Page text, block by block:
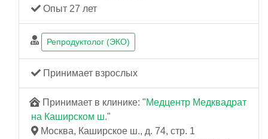
Опыт 27 лет
Репродуктолог (ЭКО)
Принимает взрослых
Принимает в клинике: "Медцентр Медквадрат
на Каширском ш."
Москва, Каширское ш., д. 74, стр. 1